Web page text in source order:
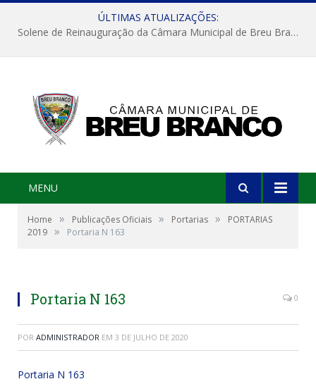
ÚLTIMAS ATUALIZAÇÕES:
Solene de Reinauguração da Câmara Municipal de Breu Branco
MENU
Home » Publicações Oficiais » Portarias »
PORTARIAS
2019 » Portaria N 163
Portaria N 163 0
POR ADMINISTRADOR EM 3 DE JULHO DE 2020
Portaria N 163